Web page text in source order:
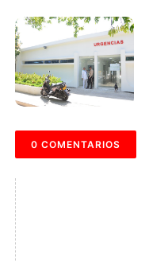
0 COMENTARIOS